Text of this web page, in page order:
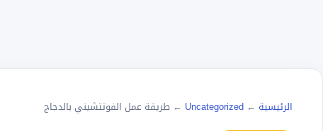
الرئيسية ←
Uncategorized
← طريقة عمل الفوتتشيني بالدجاج